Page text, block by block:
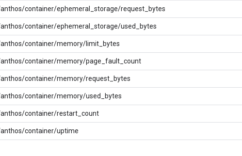
container/ephemeral_storage/request_bytes
container/ephemeral_storage/used_bytes
container/memory/limit_bytes
anthos/container/memory/page_fault_count
container/memory/request_bytes
container/memory/used_bytes
container/restart_count
container/uptime